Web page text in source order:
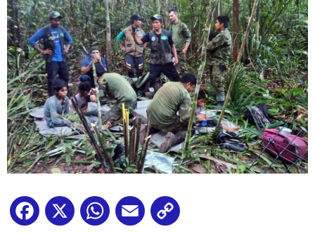
Facebook
X WhatsApp
Email